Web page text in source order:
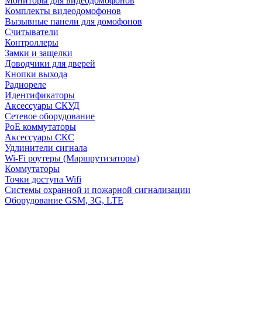
Комплекты видеодомофонов
Вызывные панели для домофонов
Считыватели
Контроллеры
Замки и защелки
Доводчики для дверей
Кнопки выхода
Радиореле
Идентификаторы
Аксессуары СКУД
Сетевое оборудование
PoE коммутаторы
Аксессуары СКС
Удлинители сигнала
Wi-Fi роутеры (Маршрутизаторы)
Коммутаторы
Точки доступа Wifi
Системы охранной и пожарной сигнализации
Оборудование GSM, 3G, LTE